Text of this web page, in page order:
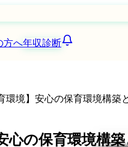
方へ年収診断
環境】安心の保育環境構築
心の保育環境構